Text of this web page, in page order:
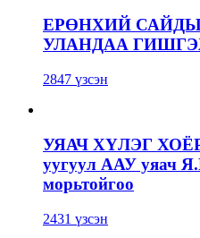
ЕРӨНХИЙ
УЛАНДАА
2847 үзсэн
УЯАЧ ХҮЛЭГ
уугуул ААУ уяач
морьтойгоо
2431 үзсэн